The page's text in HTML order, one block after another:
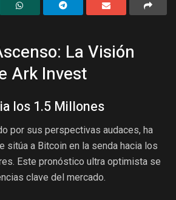
La Visión
Ark Invest
los 1.5 Millones
por sus perspectivas audaces, ha
sitúa a Bitcoin en la senda hacia los
Este pronóstico ultra optimista se
clave del mercado.